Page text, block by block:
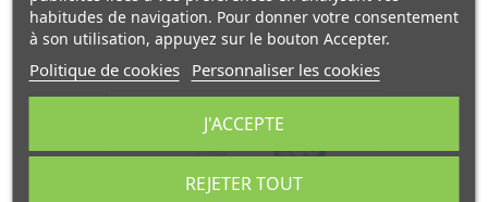
EXCLUSIVITÉ WEB
habitudes de navigation. Pour donner votre consentement
à son utilisation, appuyez sur le bouton Accepter.
Politique de cookies Personnaliser les cookies
REJETER TOUT
J'ACCEPTE